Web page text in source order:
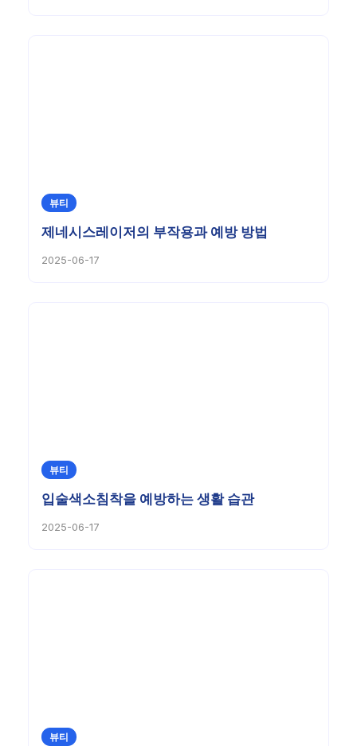
뷰티
제네시스레이저의 부작용과 예방 방법
2025-06-17
뷰티
입술색소침착을 예방하는 생활 습관
2025-06-17
뷰티